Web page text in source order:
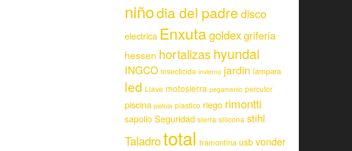
niñodia del padredisco
electrica Enxutagoldexgriferia
hessen hortalizas hyundai
INGCO insecticida invierno jardin lampara
led Llave motosierra pegamento percutor
piscina pistola plastico riego rimontti
sapolio Seguridad sierra silicona stihl
Taladrototal tramontina usbvonder